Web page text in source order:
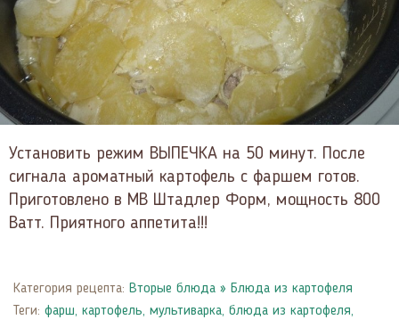
Установить режим ВЫПЕЧКА на 50 минут. После
сигнала ароматный картофель с фаршем готов.
Приготовлено в МВ Штадлер Форм, мощность 800
Ватт. Приятного аппетита!!!
Категория рецепта: Вторые блюда » Блюда из картофеля
Теги: фарш, картофель, мультиварка, блюда из картофеля,